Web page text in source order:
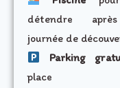
détendre
journée de
Parking
place